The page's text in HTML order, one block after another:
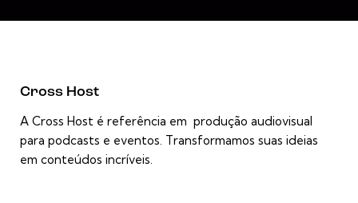
Cross Host
A Cross Host é referência em produção audiovisual
para podcasts e eventos. Transformamos suas ideias
em conteúdos incríveis.